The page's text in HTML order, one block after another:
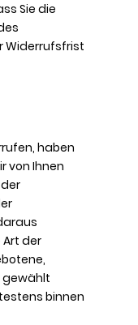
Sie die
Widerrufsfrist
haben
von Ihnen
der
binnen